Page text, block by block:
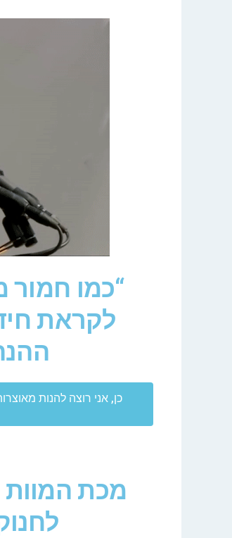
“כמו חמור
לקראת
כן, אני רוצה להנות
מכת המוות